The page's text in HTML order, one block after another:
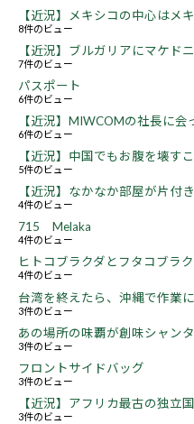
【近況】メキシコの中心はメ
8件のビュー
【近況】ブルガリアにマケド
7件のビュー
パスポート
6件のビュー
【近況】MIWCOMの社長に会
6件のビュー
【近況】中国でもお腹を壊す
5件のビュー
【近況】なかなか部屋が片付
4件のビュー
715 Melaka
4件のビュー
ヒトコブラクダとフタコブラ
4件のビュー
台湾を終えたら、沖縄で作業
3件のビュー
あの場所の味覇が創味シャン
3件のビュー
フロントサイドバッグ
3件のビュー
【近況】アフリカ最古の独立
3件のビュー